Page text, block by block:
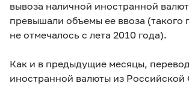
вывоза наличной иностранной
превышали объемы ее ввоза (такого
не отмечалось с лета 2010 года).
Как и в предыдущие месяцы,
иностранной валюты из